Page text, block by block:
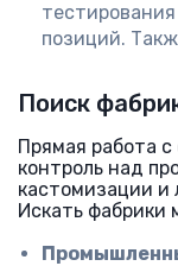
позиций.
Поиск
Прямая работа
контроль над
кастомизации и
Искать фабрики